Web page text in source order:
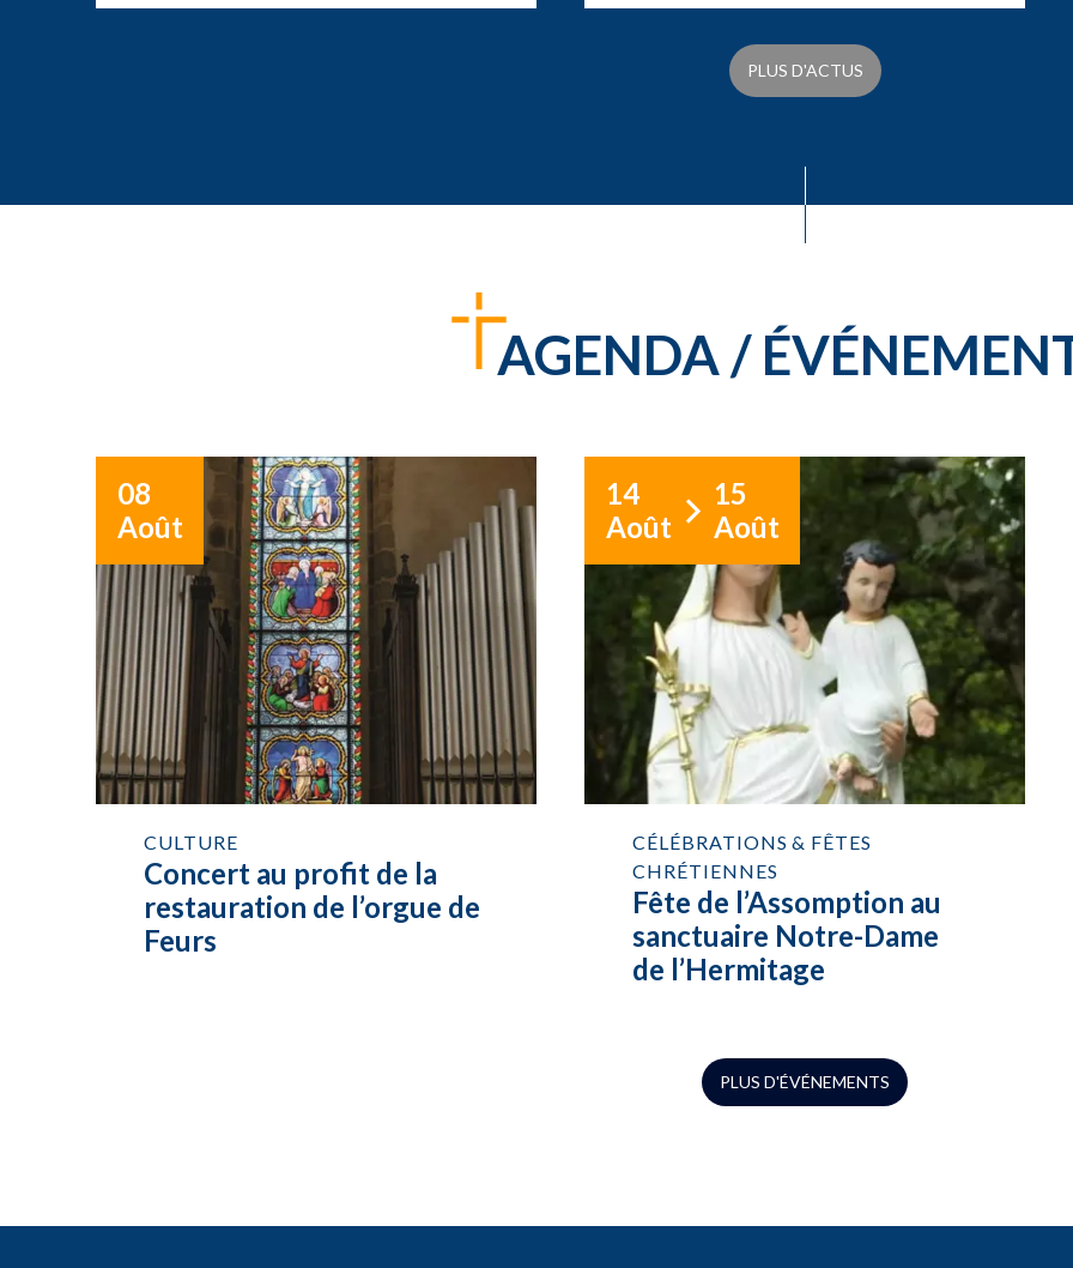
PLUS D'ACTUS
AGENDA /
PLUS D'ÉVÉNEMENTS
08
Août
CULTURE
Concert au profit de la
restauration de l’orgue de
Feurs
14
Août
15
Août
CÉLÉBRATIONS & FÊTES
CHRÉTIENNES
Fête de l’Assomption au
sanctuaire Notre-Dame
de l’Hermitage